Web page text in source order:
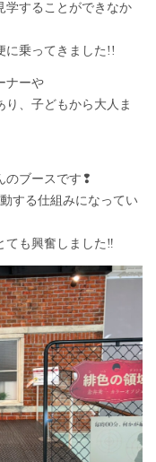
学することができなか
に乗ってきました!!
ナーや
、子どもから大人ま
のブースです❢
する仕組みになってい
ても興奮しました‼